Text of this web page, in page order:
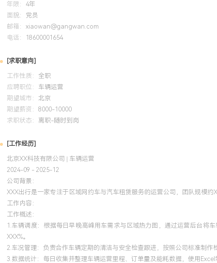
年限： 4年
面貌： 党员
邮箱： xiaowan@gangwan.com
电话：
18600001654
[求职意向]
工作性质： 全职
应聘职位： 车辆运营
期望城市： 北京
期望薪资： 8000-10000
求职状态： 离职-随时到岗
[工作经历]
北京XX科技有限公司 | 车辆运营
2024-09 - 2025-12
公司背景：
XXX出行是一家专注于区域网约车与汽车租赁服务的运营公司，团队规模
工作内容：
工作概述：
1.车辆调度：根据每日早晚高峰用车需求与区域热力图，通过运营后台将
XXX%。
2.车况管理：负责合作车辆定期的清洁与安全检查跟进，按照公司标准制
3.数据统计：每日收集并整理车辆运营里程、订单量及能耗数据，使用